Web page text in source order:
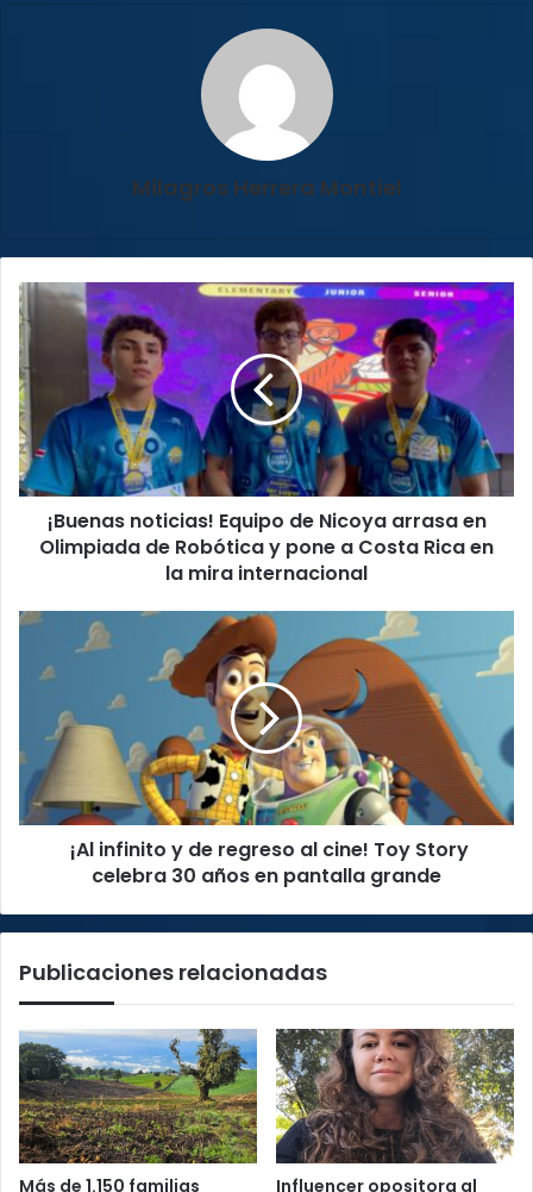
Milagros Herrera Montiel
¡Buenas
noticias!
Equipo
de
Nicoya
arrasa
en
Olimpiada
de
Robótica
Costa
internacional
¡Buenas noticias! Equipo de Nicoya arrasa en
Olimpiada de Robótica y pone a Costa Rica en
la mira internacional
¡Al
regreso
al
cine!
Toy
Story
celebra
grande
¡Al infinito y de regreso al cine! Toy Story
celebra 30 años en pantalla grande
Publicaciones relacionadas
Más de 1.150 familias Influencer opositora al